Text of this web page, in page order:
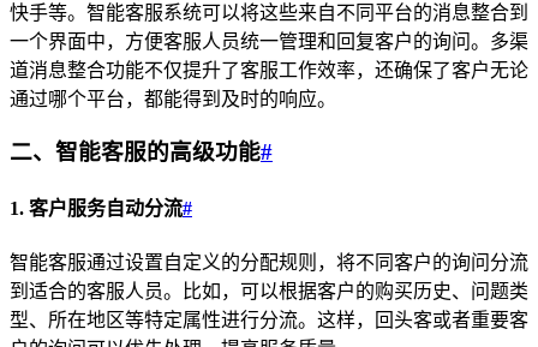
快手等。智能客服系统可以将这些来自不同平台的消息整合到
一个界面中，方便客服人员统一管理和回复客户的询问。多渠
道消息整合功能不仅提升了客服工作效率，还确保了客户无论
通过哪个平台，都能得到及时的响应。
二、智能客服的高级功能#
1. 客户服务自动分流#
智能客服通过设置自定义的分配规则，将不同客户的询问分流
到适合的客服人员。比如，可以根据客户的购买历史、问题类
型、所在地区等特定属性进行分流。这样，回头客或者重要客